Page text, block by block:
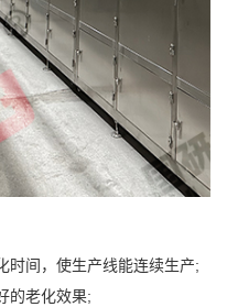
时间，使生产线能连续生产;
的老化效果;